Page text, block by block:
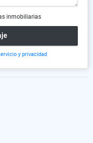
inmobiliarias
y privacidad